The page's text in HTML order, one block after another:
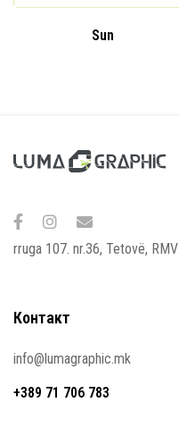
Sun
rruga 107. nr.36, Tetovë, RMV
Контакт
info@lumagraphic.mk
+389 71 706 783